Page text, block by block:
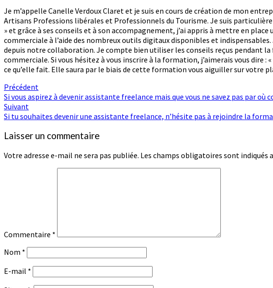
par
ce
qu’elle
fait
Je m’appelle Canelle Verdoux Claret et je suis en cours de création de mon
Artisans Professions libérales et Professionnels du Tourisme. Je suis
» et grâce à ses conseils et à son accompagnement, j’ai appris à mettre en
commerciale à l’aide des nombreux outils digitaux disponibles et
depuis notre collaboration. Je compte bien utiliser les conseils reçus pendant
commerciale. Si vous hésitez à vous inscrire à la formation, j’aimerais vous dire
ce qu’elle fait. Elle saura par le biais de cette formation vous aiguiller sur votre
Navigation
d'article
Précédent
Si vous aspirez à devenir assistante freelance mais que vous ne savez pas par
Suivant
Si tu souhaites devenir une assistante freelance, n’hésite pas à rejoindre la
Laisser un commentaire
Votre adresse e-mail ne sera pas publiée. Les champs obligatoires sont indiqués
Commentaire *
Nom *
E-mail *